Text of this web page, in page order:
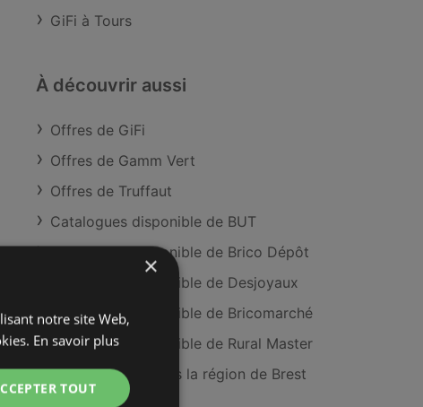
GiFi à Tours
À découvrir aussi
Offres de GiFi
Offres de Gamm Vert
Offres de Truffaut
Catalogues disponible de BUT
Catalogues disponible de Brico Dépôt
Catalogues disponible de Desjoyaux
Catalogues disponible de Bricomarché
Catalogues disponible de Rural Master
Magasins GiFi dans la région de Brest
×
notre site Web,
En savoir plus
TOUT